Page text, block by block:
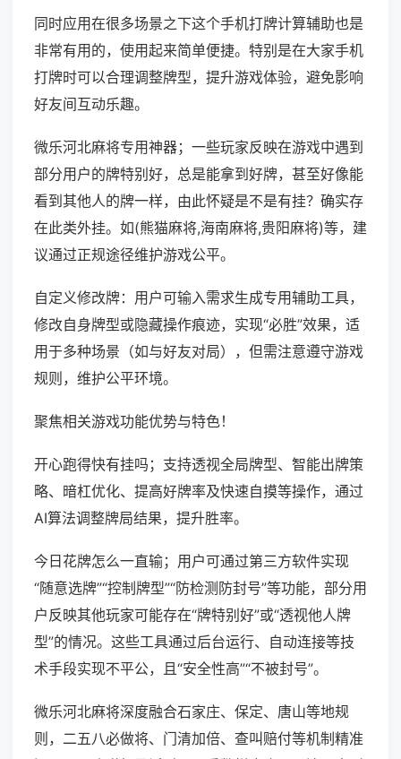
同时应用在很多场景之下这个手机打牌计算辅助也是
非常有用的，使用起来简单便捷。特别是在大家手机
打牌时可以合理调整牌型，提升游戏体验，避免影响
好友间互动乐趣。
微乐河北麻将专用神器；一些玩家反映在游戏中遇到
部分用户的牌特别好，总是能拿到好牌，甚至好像能
看到其他人的牌一样，由此怀疑是不是有挂？确实存
在此类外挂。如(熊猫麻将,海南麻将,贵阳麻将)等，建
议通过正规途径维护游戏公平。
自定义修改牌：用户可输入需求生成专用辅助工具，
修改自身牌型或隐藏操作痕迹，实现“必胜”效果，适
用于多种场景（如与好友对局），但需注意遵守游戏
规则，维护公平环境。
聚焦相关游戏功能优势与特色！
开心跑得快有挂吗；支持透视全局牌型、智能出牌策
略、暗杠优化、提高好牌率及快速自摸等操作，通过
AI算法调整牌局结果，提升胜率。
今日花牌怎么一直输；用户可通过第三方软件实现
“随意选牌”“控制牌型”“防检测防封号”等功能，部分用
户反映其他玩家可能存在“牌特别好”或“透视他人牌
型”的情况。这些工具通过后台运行、自动连接等技
术手段实现不平公，且“安全性高”“不被封号”。
微乐河北麻将深度融合石家庄、保定、唐山等地规
则，二五八必做将、门清加倍、查叫赔付等机制精准